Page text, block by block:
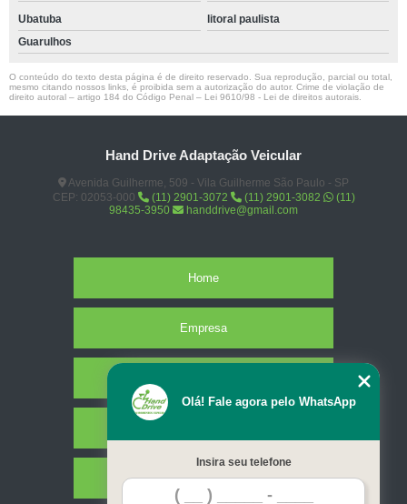
Ubatuba
litoral paulista
Guarulhos
O conteúdo do texto desta página é de direito reservado. Sua reprodução, parcial ou total,
mesmo citando nossos links, é proibida sem a autorização do autor. Crime de violação de
direito autoral – artigo 184 do Código Penal – Lei 9610/98 - Lei de direitos autorais
Hand Drive Adaptação Veicular
Avenida Guilherme, 509 - Vila Guilherme São Paulo - SP
CEP: 02053-000
(11) 2901-3072 (11) 2901-3082
(11)
98435-3950
handdrive@gmail.com
Home
Empresa
Contato
Olá! Fale agora pelo WhatsApp
Insira seu telefone